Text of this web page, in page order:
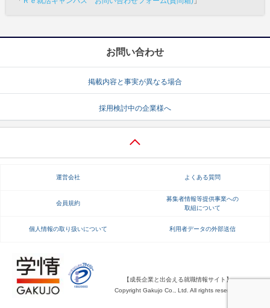
お問い合わせ
掲載内容と事実が異なる場合
採用検討中の企業様へ
運営会社 よくある質問
会員規約
募集者情報等提供事業への
取組について
個人情報の取り扱いについて 利用者データの外部送信
【成長企業と出会える就職情報サイト】
Copyright Gakujo Co., Ltd. All rights reserved.